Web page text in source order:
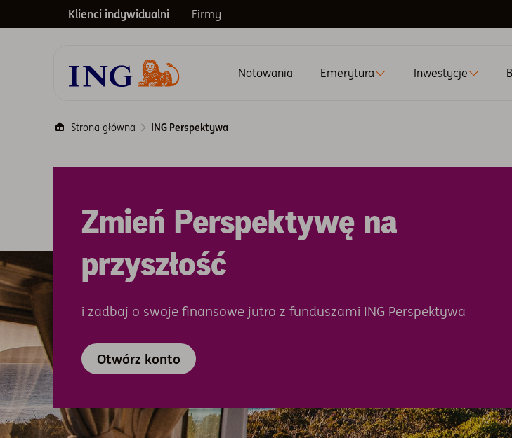
Klienci indywidualni Firmy
Menu główne
Notowania Emerytura Inwestycje
Strona główna ING Perspektywa
Zmień Perspektywę na
przyszłość
i zadbaj o swoje finansowe jutro z funduszami ING Perspektywa
Otwórz konto